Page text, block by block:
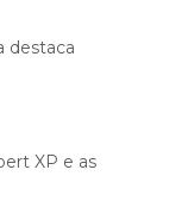
destaca
XP e as